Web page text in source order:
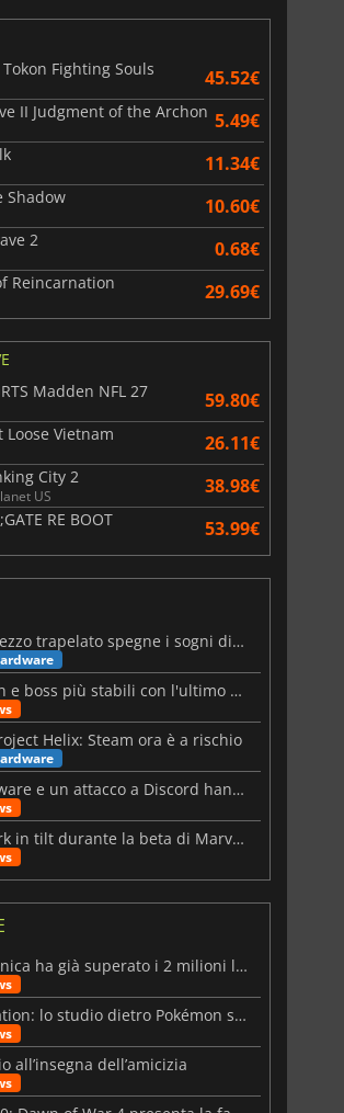
Fighting Souls
45.52€
II Judgment of the Archon 5.49€
11.34€
Shadow 10.60€
2 0.68€
Reincarnation 29.69€
Madden NFL 27
59.80€
Loose Vietnam 26.11€
City 2
US 38.98€
RE BOOT 53.99€
Steam Frame: il prezzo trapelato spegne i sogni di un VR economico
Palworld: Sunreach e boss più stabili con l'ultimo update
Helix: Steam ora è a rischio
Le mappe dei malware e un attacco a Discord hanno colpito Meccha Chameleon
PlayStation Network in tilt durante la beta di Marvel Tōkon
Resident Evil: Veronica ha già superato i 2 milioni liste dei desideri
Beast of Reincarnation: lo studio dietro Pokémon su una nuova strada
all’insegna dell’amicizia